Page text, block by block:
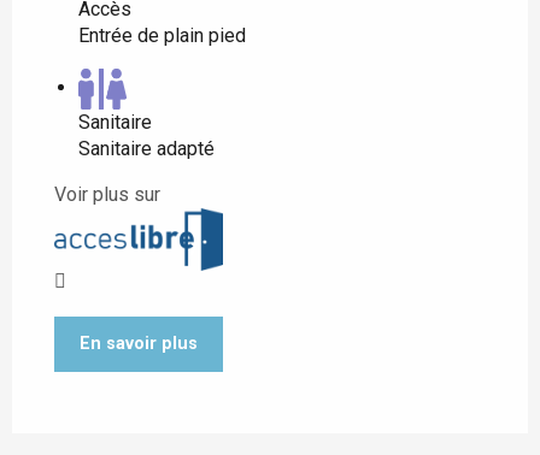
Accès
Entrée de plain pied
Sanitaire
Sanitaire adapté
Voir plus sur
En savoir plus